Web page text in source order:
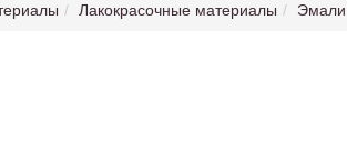
Лакокрасочные материалы Эмали